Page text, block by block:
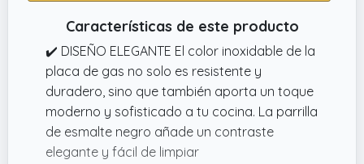
Características de este producto
✔️ DISEÑO ELEGANTE El color inoxidable de la
placa de gas no solo es resistente y
duradero, sino que también aporta un toque
moderno y sofisticado a tu cocina. La parrilla
de esmalte negro añade un contraste
elegante y fácil de limpiar